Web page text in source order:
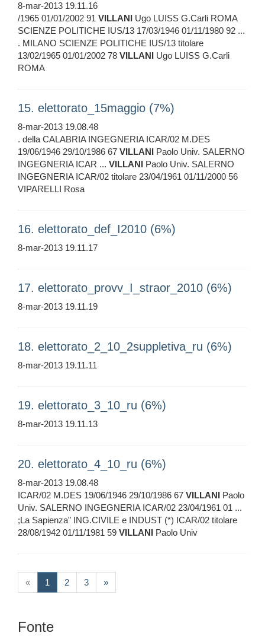
8-mar-2013 19.11.16
/1965 01/01/2002 91 VILLANI Ugo LUISS G.Carli ROMA
SCIENZE POLITICHE IUS/13 17/03/1946 01/11/1980 92 ...
. MILANO SCIENZE POLITICHE IUS/13 titolare
13/02/1965 01/01/2002 78 VILLANI Ugo LUISS G.Carli
ROMA
15. elettorato_15maggio (7%)
8-mar-2013 19.08.48
. della CALABRIA INGEGNERIA ICAR/02 M.DES
19/06/1946 29/10/1986 67 VILLANI Paolo Univ. SALERNO
INGEGNERIA ICAR ... VILLANI Paolo Univ. SALERNO
INGEGNERIA ICAR/02 titolare 23/04/1961 01/11/2000 56
VIPARELLI Rosa
16. elettorato_def_I2010 (6%)
8-mar-2013 19.11.17
17. elettorato_provv_I_straor_2010 (6%)
8-mar-2013 19.11.19
18. elettorato_2_10_2suppletiva_ru (6%)
8-mar-2013 19.11.11
19. elettorato_3_10_ru (6%)
8-mar-2013 19.11.13
20. elettorato_4_10_ru (6%)
8-mar-2013 19.08.48
ICAR/02 M.DES 19/06/1946 29/10/1986 67 VILLANI Paolo
Univ. SALERNO INGEGNERIA ICAR/02 23/04/1961 01 ...
;La Sapienza" ING.CIVILE e INDUST (*) ICAR/02 titolare
28/08/1942 01/11/1981 59 VILLANI Paolo Univ
« 1 (current)
2 3 »
Fonte